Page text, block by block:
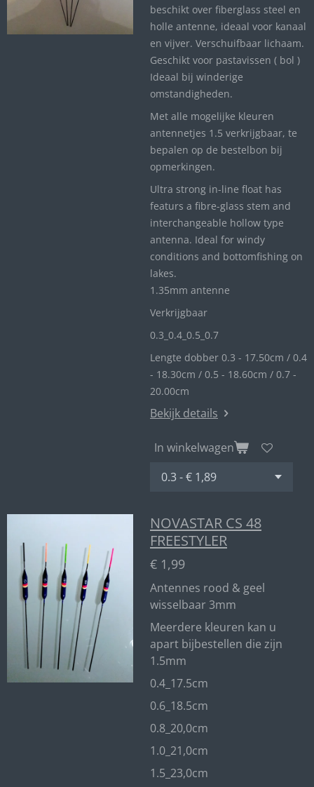
beschikt over fiberglass steel en
holle antenne, ideaal voor kanaal
en vijver. Verschuifbaar lichaam.
Geschikt voor pastavissen ( bol )
Ideaal bij winderige
omstandigheden.
Met alle mogelijke kleuren
antennetjes 1.5 verkrijgbaar, te
bepalen op de bestelbon bij
opmerkingen.
Ultra strong in-line float has
featurs a fibre-glass stem and
interchangeable hollow type
antenna. Ideal for windy
conditions and bottomfishing on
lakes.
1.35mm antenne
Verkrijgbaar
0.3_ 0.4_ 0.5_0.7
Lengte dobber 0.3 - 17.50cm / 0.4
- 18.30cm / 0.5 - 18.60cm / 0.7 -
20.00cm
Bekijk details
In winkelwagen
NOVASTAR CS 48
FREESTYLER
€ 1,99
Antennes rood & geel
wisselbaar 3mm
Meerdere kleuren kan u
apart bijbestellen die zijn
1.5mm
0.4_17.5cm
0.6_18.5cm
0.8_20,0cm
1.0_21,0cm
1.5_23,0cm